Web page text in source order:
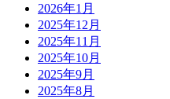
2026年1月
2025年12月
2025年11月
2025年10月
2025年9月
2025年8月